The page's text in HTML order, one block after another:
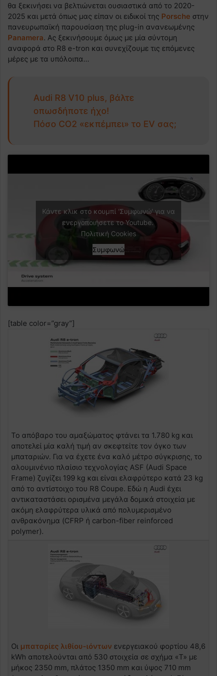
θα ξεκινήσει να βελτιώνεται ουσιαστικά από το 2020-
2025 και μετά όπως μας είπαν οι ειδικοί της Porsche στην
πανευρωπαϊκή παρουσίαση της plug-in ανανεωμένης
Panamera. Ας ξεκινήσουμε όμως με μία σύντομη
αναφορά στο R8 e-tron και συνεχίζουμε τις επόμενες
μέρες με τα υπόλοιπα…
Audi R8 V10 plus, βάλτε
οπωσδήποτε ήχο!
Πόσο CO2 «εκπέμπει» το EV σας;
Κάντε κλικ στο κουμπί 'Συμφωνώ' για να
ενεργοποιήσετε το Youtube.
Πολιτική Cookies
Συμφωνώ
[table color=”gray”]
Το απόβαρο του αμαξώματος φτάνει τα 1.780 kg και
αποτελεί μία καλή τιμή αν σκεφτείτε τον όγκο των
μπαταριών. Για να έχετε ένα καλό μέτρο σύγκρισης, το
αλουμινένιο πλαίσιο τεχνολογίας ASF (Audi Space
Frame) ζυγίζει 199 kg και είναι ελαφρύτερο κατά 23 kg
από το αντίστοιχο του R8 Coupe. Εδώ η Audi έχει
αντικαταστάσει ορισμένα μεγάλα δομικά στοιχεία με
ακόμη ελαφρύτερα υλικά από πολυμερισμένο
ανθρακόνημα (CFRP ή carbon-fiber reinforced
polymer).
Οι μπαταρίες λιθίου-ιόντων ενεργειακού φορτίου 48,6
kWh αποτελούνται από 530 στοιχεία σε σχήμα «T» με
μήκος 2350 mm, πλάτος 1350 mm και ύψος 710 mm